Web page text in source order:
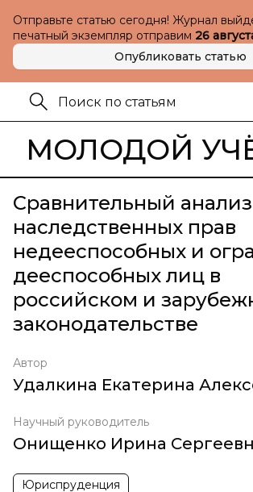
Отправьте статью сегодня! Журнал
печатный экземпляр отправим 26
Опубликовать статью
МОЛОДОЙ
Сравнительный анализ
наследственных прав
недееспособных и
дееспособных лиц в
российском и
законодательстве
Автор
Удалкина Екатерина
Научный руководитель
Онищенко Ирина
Юриспруденция